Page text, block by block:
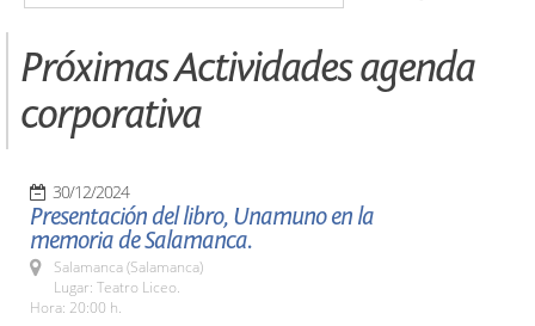
Próximas Actividades agenda
corporativa
30/12/2024
Presentación del libro, Unamuno en la
memoria de Salamanca.
Salamanca (Salamanca)
Lugar: Teatro Liceo.
Hora: 20:00 h.